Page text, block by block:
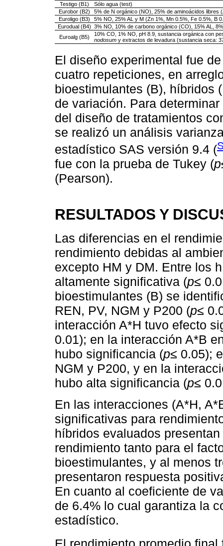
Testigo (B1)
Sólo agua (test)
Eurobor (B2)
5% de N orgánico (NO), 25% de aminoácidos libres
Euroligo (B3)
5% NO, 25% AL y M (Zn 1%, Mn 0.5%, Fe 0.5%, B
Eurodual (B4) 3% NO, 10% de carbono orgánico (CO), 15% AL,
Euroalg (B5)
10% CO, 1% NO, pH 8.9, sustancia orgánica con
nodosum y extractos de levadura (sustancia seca:
El diseño experimental fue
cuatro repeticiones, en
bioestimulantes (B), híbridos
de variación. Para
del diseño de tratamientos
se realizó un análisis
estadístico SAS versión 9.4 (
fue con la prueba de Tukey (p
(Pearson).
RESULTADOS Y
Las diferencias en el
rendimiento debidas al
excepto HM y DM. Entre los
altamente significativa (p≤
bioestimulantes (B) se
REN, PV, NGM y P200 (p≤
interacción A*H tuvo efecto
0.01); en la interacción A*B
hubo significancia (p≤ 0.05);
NGM y P200, y en la
hubo alta significancia (p≤
En las interacciones (A*H,
significativas para
híbridos evaluados
rendimiento tanto para el
bioestimulantes, y al menos
presentaron respuesta
En cuanto al coeficiente de
de 6.4% lo cual garantiza la
estadístico.